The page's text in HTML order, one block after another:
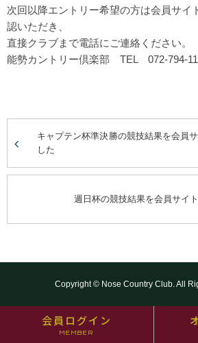
会員ログイン
MEMBER
次回以降エントリー希望の方は会員サイ
認いただき、
直接クラブまで電話にご連絡ください。
能勢カントリー倶楽部 TEL 072-794-
キャプテン杯準決勝の競技結果を会員
した
週日杯の競技結果を会員サイ
Copyright © Nose Country Club. All